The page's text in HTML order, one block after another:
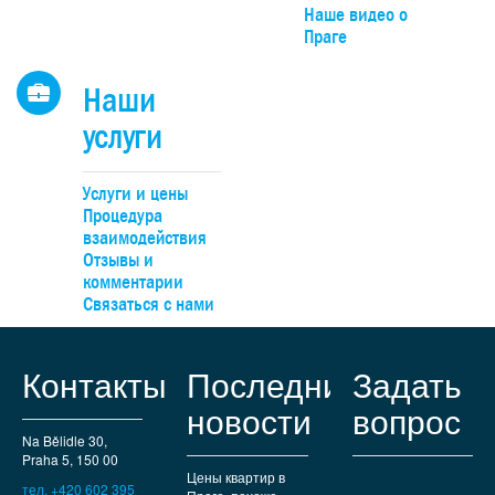
Наше видео о
Праге
Наши
услуги
Услуги и цены
Процедура
взаимодействия
Отзывы и
комментарии
Связаться с нами
Контакты
Na Bělidle 30,
Praha 5, 150 00
тел. +420 602 395
Последние
новости
Цены квартир в
Задать
вопрос